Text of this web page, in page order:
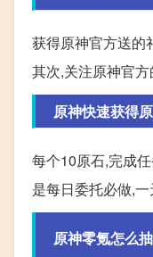
获得原神官方送的
其次,关注原神官方
原神快速获得
每个10原石,完成
是每日委托必做,一
原神零氪怎么